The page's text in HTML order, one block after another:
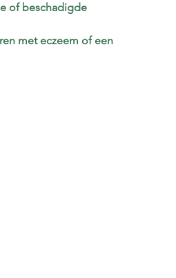
of beschadigde
met eczeem of een